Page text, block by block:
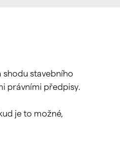
shodu stavebního
právními předpisy.
je to možné,